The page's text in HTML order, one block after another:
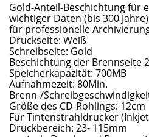
Gold-Anteil-Beschichtung für
wichtiger Daten (bis 300 Jahre)
für professionelle
Druckseite: Weiß
Schreibseite: Gold
Beschichtung der Brennseite
Speicherkapazität: 700MB
Aufnahmezeit: 80Min.
Brenn-/
Größe des CD-Rohlings: 12cm
Für Tintenstrahldrucker
Druckbereich: 23- 115mm